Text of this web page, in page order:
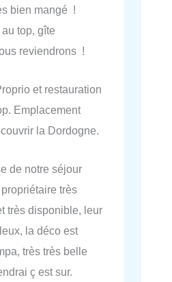
bien mangé !
top, gîte
reviendrons !
et restauration
Emplacement
la Dordogne.
de notre séjour
très
très disponible, leur
la déco est
très très belle
ç est sur.